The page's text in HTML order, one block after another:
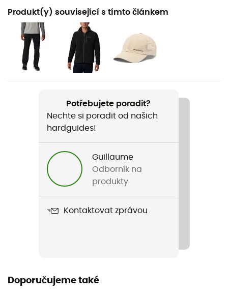
Doporučené pro
Běžné použití
Pohlaví
Pánské
Hmotnost
Název produktu
CSC Basic Logo
Produkt(y) související s tímto článkem
Potřebujete poradit?
Nechte si poradit od našich
hardguides!
Guillaume
Odborník na
produkty
Kontaktovat zprávou
Doporučujeme také